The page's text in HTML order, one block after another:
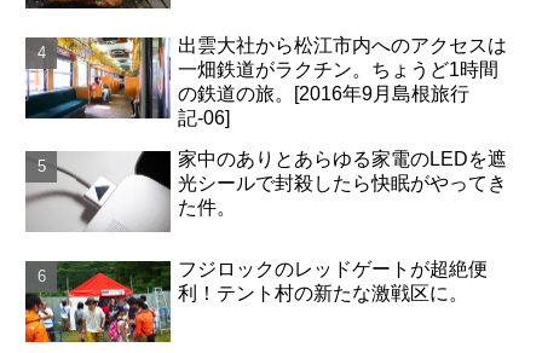
出雲大社から松江市内へのアクセスは
一畑鉄道がラクチン。ちょうど1時間
の鉄道の旅。[2016年9月島根旅行
記-06]
家中のありとあらゆる家電のLEDを遮
光シールで封殺したら快眠がやってき
た件。
フジロックのレッドゲートが超絶便
利！テント村の新たな激戦区に。